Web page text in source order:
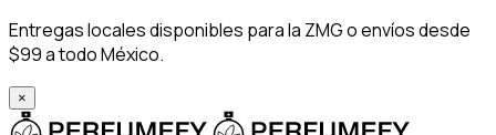
Entregas locales disponibles para la ZMG o envíos desde
$99 a todo México.
×